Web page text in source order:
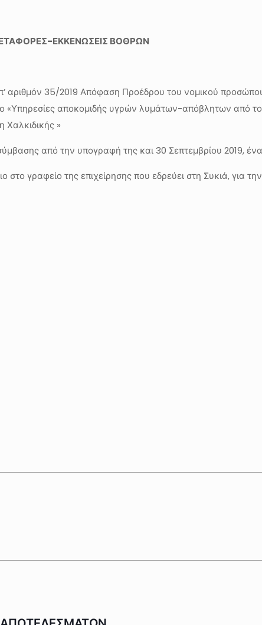
ΕΚΚΕΝΩΣΕΙΣ ΒΟΘΡΩΝ
αριθμόν 35/2019 Απόφαση Προέδρου του νομικού
«Υπηρεσίες αποκομιδής υγρών λυμάτων-απόβλητων από
Χαλκιδικής »
από την υπογραφή της και 30 Σεπτεμβρίου 2019,
στο γραφείο της επιχείρησης που εδρεύει στη Συκιά, για